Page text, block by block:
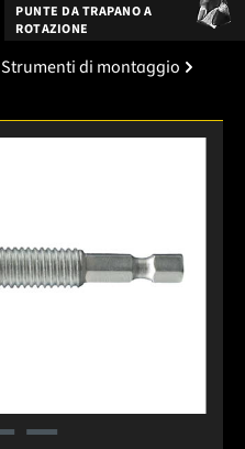
PUNTE DA TRAPANO A
ROTAZIONE
Strumenti di montaggio